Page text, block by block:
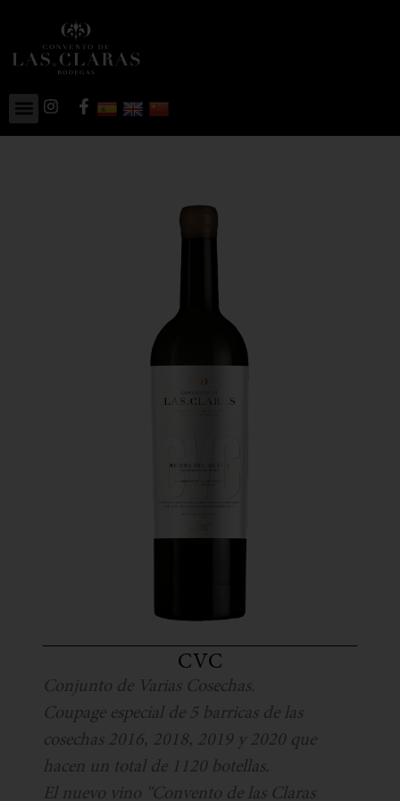
CVC
Conjunto de Varias Cosechas.
Coupage especial de 5 barricas de las
cosechas 2016, 2018, 2019 y 2020 que
hacen un total de 1120 botellas.
El nuevo vino “Convento de las Claras